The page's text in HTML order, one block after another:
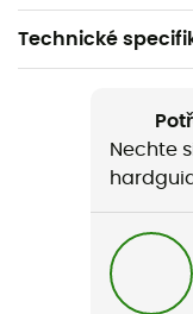
Technické
Pěší turistika /
Název produktu
Polaire Microfibre
Nechte